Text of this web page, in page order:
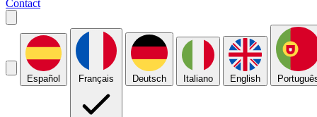
Contact
Español Français Deutsch Italiano English